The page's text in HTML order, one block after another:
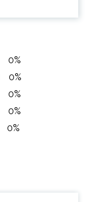
0%
0%
0%
0%
0%